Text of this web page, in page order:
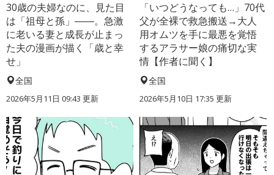
30歳の夫婦なのに、見た目
は「祖母と孫」――。急激
に老いる妻と成長が止まっ
た夫の漫画が描く「歳と幸
せ」
全国
2026年5月11日 09:43 更新
「いつどうなっても…」70代
父が全裸で救急搬送→大人
用オムツを手に最悪を覚悟
するアラサー娘の痛切な実
情【作者に聞く】
全国
2026年5月10日 17:35 更新